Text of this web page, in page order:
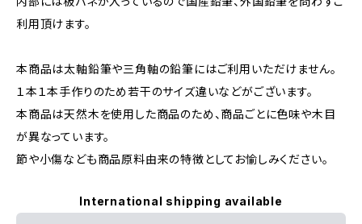
利用頂けます。
本商品は太軸鉛筆や三角軸の鉛筆にはご利用いただけません。
１本１本手作りのため若干のサイズ違いなどがございます。
本商品は天然木を使用した商品のため、商品ごとに色味や木目
が異なっています。
節や小傷なども商品原料由来の特徴としてお愉しみください。
International shipping available